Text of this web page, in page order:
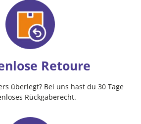
Retoure
überlegt? Bei uns hast du 30 Tage
Rückgaberecht.